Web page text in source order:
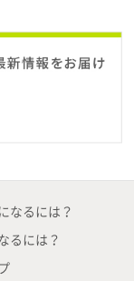
なるには？
るには？